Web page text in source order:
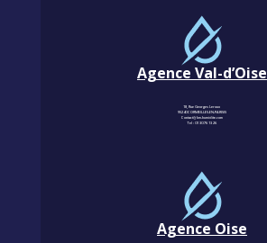
Agence Val-d’Oise
18, Rue Georges Leroux
95240 CORMEILLES-EN-PARISIS
Contact@km-humidite.com
Tel :01 30 76 13 26
Agence Oise